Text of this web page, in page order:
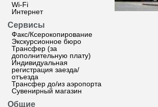
Wi-Fi
Интернет
Сервисы
Факс/Ксерокопирование
Экскурсионное бюро
Трансфер (за
дополнительную плату)
Индивидуальная
регистрация заезда/
отъезда
Трансфер до/из аэропорта
Сувенирный магазин
Общие